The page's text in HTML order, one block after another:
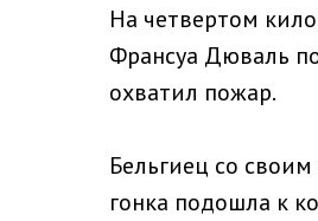
На четвертом
Франсуа Дюваль
охватил пожар.
Бельгиец со
гонка подошла к